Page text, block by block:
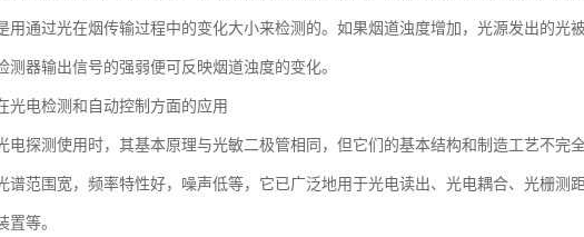
用通过光在烟传输过程中的变化大小来检测的。如果烟道浊度增加，光源发出的光
测器输出信号的强弱便可反映烟道浊度的变化。
光电检测和自动控制方面的应用
电探测使用时，其基本原理与光敏二极管相同，但它们的基本结构和制造工艺不完
谱范围宽，频率特性好，噪声低等，它已广泛地用于光电读出、光电耦合、光栅测
置等。